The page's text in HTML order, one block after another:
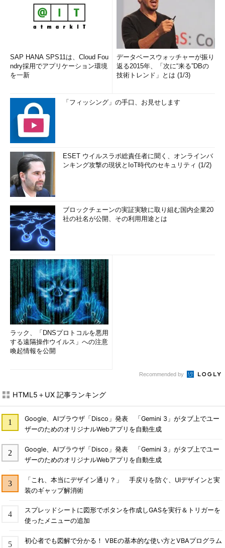
SAP HANA SPS11は、Cloud Fou
ndry採用でアプリケーション環境
を一新
データベースウォッチャーが振り
返る2015年、「次に“来る”DBの
技術トレンド」とは (1/3)
「フィッシング」の手口、お見せします
ESET ウイルスラボ総責任者に聞く、オンラインバ
ンキング攻撃の現状とIoT時代のセキュリティ (1/2)
ブロックチェーンの実証実験に取り組む国内企業20
社の社名が公開、その利用用途とは
ラック、「DNSプロトコルを悪用
する遠隔操作ウイルス」への注意
喚起情報を公開
Recommended by
HTML5＋UX 記事ランキング
Google、AIブラウザ「Disco」発表 「Gemini 3」がタブ上でユー
ザーのためのオリジナルWebアプリを自動生成
Google、AIブラウザ「Disco」発表 「Gemini 3」がタブ上でユー
ザーのためのオリジナルWebアプリを自動生成
「これ、本当にデザイン通り？」 手戻りを防ぐ、UIデザインと実
装のギャップ解消術
スプレッドシートに図形でボタンを作成しGASを実行＆トリガーを
使ったメニューの追加
初心者でも図解で分かる！ VBEの基本的な使い方とVBAプログラム